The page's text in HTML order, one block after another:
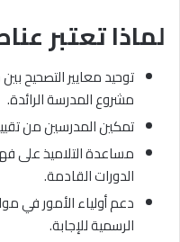
لماذا تعتبر
توحيد معايير التصحيح
مشروع المدرسة الرائدة.
تمكين المدرسين من
مساعدة التلاميذ
الدورات القادمة.
دعم أولياء الأمور في
الرسمية للإجابة.